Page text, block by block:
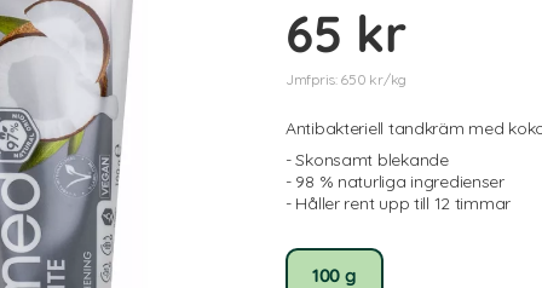
65 kr
Jmfpris: 650 kr/kg
Antibakteriell tandkräm med
- Skonsamt blekande
- 98 % naturliga ingredienser
- Håller rent upp till 12 timmar
100 g